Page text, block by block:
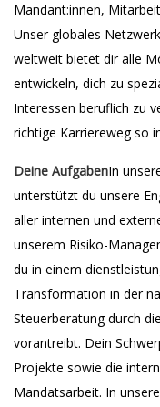
Mandant:innen,
Unser globales
weltweit bietet dir alle
entwickeln, dich zu
Interessen beruflich zu
richtige Karriereweg so
Deine AufgabenIn
unterstützt du unsere
aller internen und
unserem Risiko-
du in einem
Transformation in der
Steuerberatung durch
vorantreibt. Dein
Projekte sowie die
Mandatsarbeit. In